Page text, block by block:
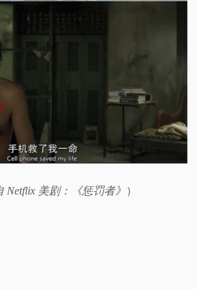
Netflix 美剧：《惩罚者》 ）